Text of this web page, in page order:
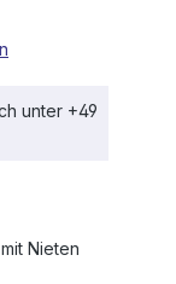
unter +49